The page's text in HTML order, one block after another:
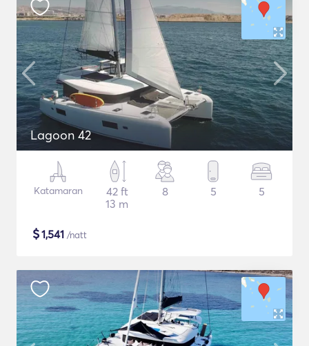
Lagoon 42
Katamaran
42 ft
13 m
8 5 5
$1,541 /natt